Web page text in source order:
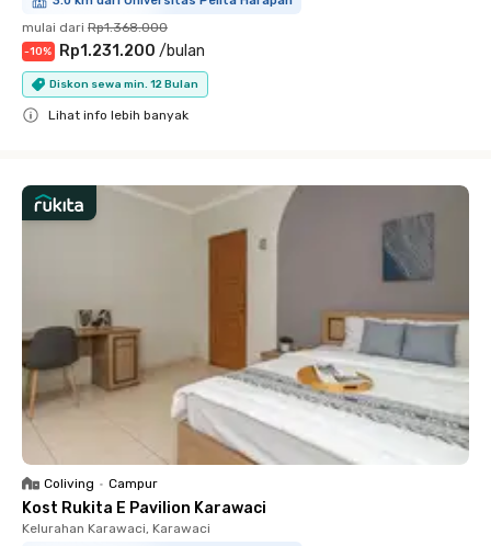
mulai dari Rp1.368.000
-10% Rp1.231.200 /bulan
Diskon sewa min. 12 Bulan
Lihat info lebih banyak
Coliving • Campur
Kost Rukita E Pavilion Karawaci
Kelurahan Karawaci, Karawaci